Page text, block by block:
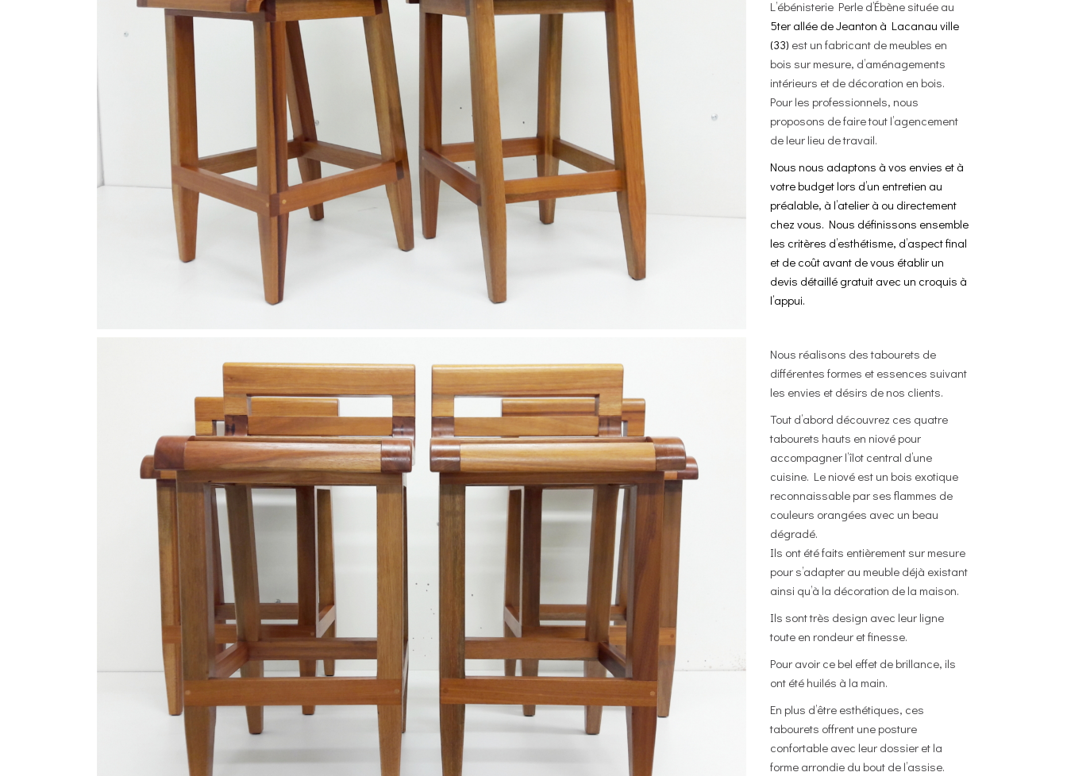
Salles de sport
Salons de coiffure /
Instituts de beauté
L’ébénisterie Perle d’Ébènesituée au
5ter allée de Jeanton à Lacanau ville
(33) est un fabricant de meubles en
bois sur mesure, d’aménagements
intérieurs et de décoration en bois.
Pour les professionnels, nous
proposons de faire tout l’agencement
de leur lieu de travail.
Nous nous adaptons à vos envies et à
votre budget lors d’un entretien au
préalable, à l’atelier à ou directement
chez vous. Nous définissons ensemble
les critères d’esthétisme, d’aspect final
et de coût avant de vous établir un
devis détaillé gratuit avec un croquis à
l’appui.
Nous réalisons des tabourets de
différentes formes et essences suivant
les envies et désirs de nos clients.
Tout d’abord découvrez ces quatre
tabourets hauts en niové pour
accompagner l’îlot central d’une
cuisine. Le niové est un bois exotique
reconnaissable par ses flammes de
couleurs orangées avec un beau
dégradé.
Ils ont été faits entièrement sur mesure
pour s’adapter au meuble déjà existant
ainsi qu’à la décoration de la maison.
Ils sont très design avec leur ligne
toute en rondeur et finesse.
Pour avoir ce bel effet de brillance, ils
ont été huilés à la main.
En plus d’être esthétiques, ces
tabourets offrent une posture
confortable avec leur dossier et la
forme arrondie du bout de l’assise.